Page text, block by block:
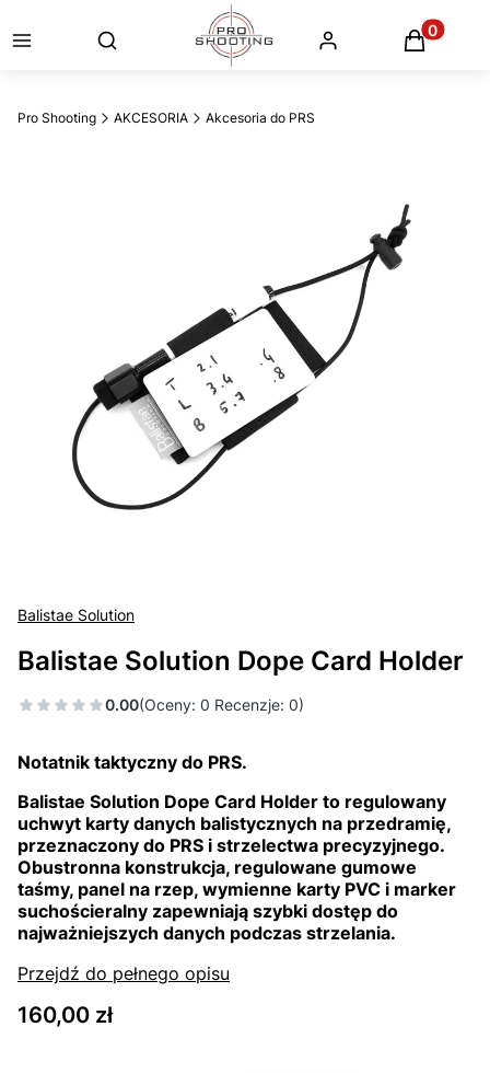
Otwórz wyszukiwarkę
Pro Shooting AKCESORIA Akcesoria do PRS
Balistae Solution
Balistae Solution Dope Card Holder
0.00(Oceny: 0 Recenzje: 0)
Notatnik taktyczny do PRS.
Balistae Solution Dope Card Holder to regulowany
uchwyt karty danych balistycznych na przedramię,
przeznaczony do PRS i strzelectwa precyzyjnego.
Obustronna konstrukcja, regulowane gumowe
taśmy, panel na rzep, wymienne karty PVC i marker
suchościeralny zapewniają szybki dostęp do
najważniejszych danych podczas strzelania.
Przejdź do pełnego opisu
Cena
160,00 zł